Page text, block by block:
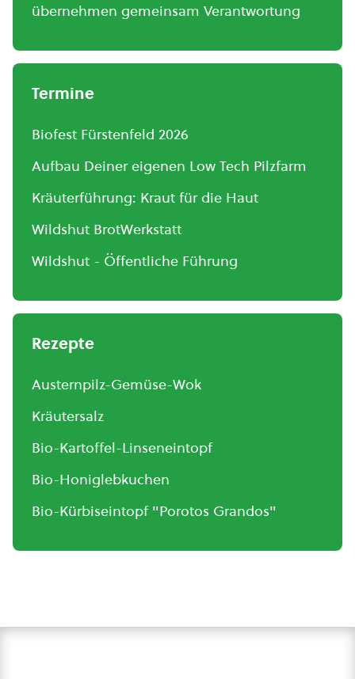
übernehmen gemeinsam Verantwortung
Termine
Biofest Fürstenfeld 2026
Aufbau Deiner eigenen Low Tech Pilzfarm
Kräuterführung: Kraut für die Haut
Wildshut BrotWerkstatt
Wildshut - Öffentliche Führung
Rezepte
Austernpilz-Gemüse-Wok
Kräutersalz
Bio-Kartoffel-Linseneintopf
Bio-Honiglebkuchen
Bio-Kürbiseintopf "Porotos Grandos"